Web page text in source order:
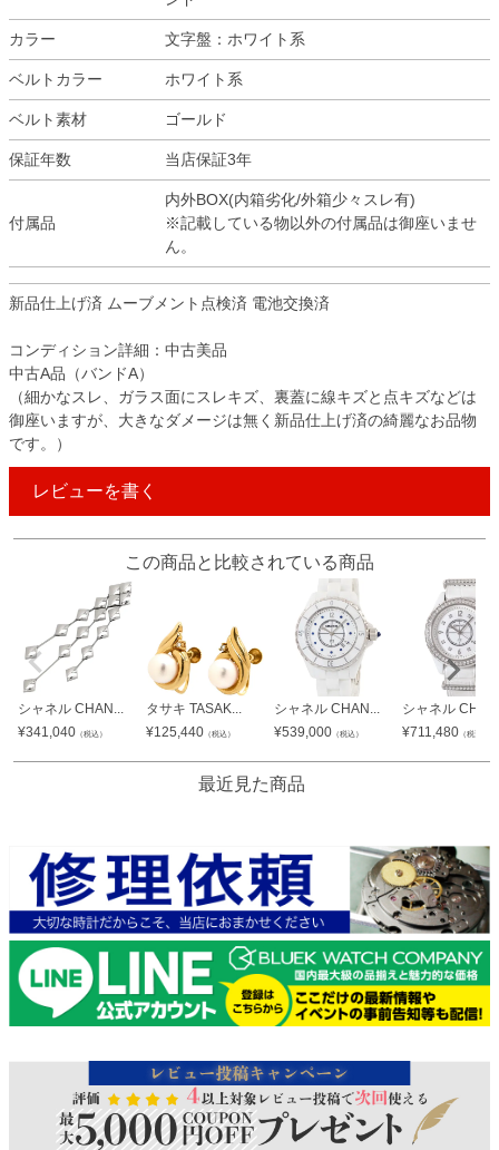
カラー 文字盤：ホワイト系
ベルトカラー ホワイト系
ベルト素材 ゴールド
保証年数 当店保証3年
付属品
内外BOX(内箱劣化/外箱少々スレ有)
※記載している物以外の付属品は御座いませ
ん。
新品仕上げ済 ムーブメント点検済 電池交換済
コンディション詳細：中古美品
中古A品（バンドA）
（細かなスレ、ガラス面にスレキズ、裏蓋に線キズと点キズなどは
御座いますが、大きなダメージは無く新品仕上げ済の綺麗なお品物
です。）
レビューを書く
この商品と比較されている商品
シャネル CHAN...
¥341,040 （税込）
タサキ TASAK...
¥125,440 （税込）
シャネル CHAN...
¥539,000 （税込）
シャネル
¥711,480 （税込）
最近見た商品